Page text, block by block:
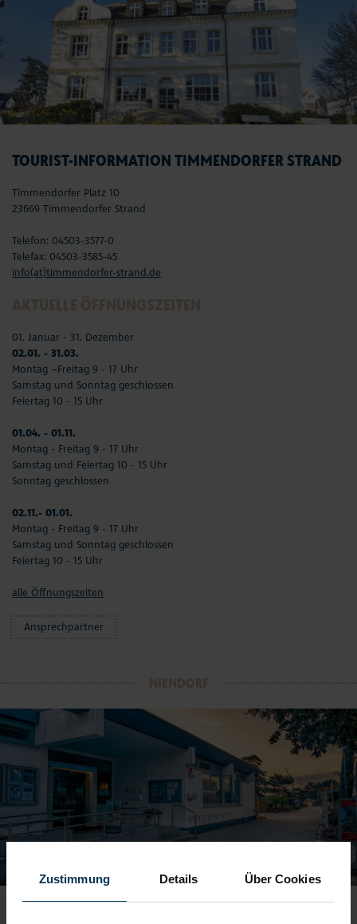
Zustimmung Details Über Cookies
TOURIST-INFORMATION TIMMENDORFER STRAND
Timmendorfer Platz 10
23669 Timmendorfer Strand
Telefon: 04503-3577-0
Telefax: 04503-3585-45
info(at)timmendorfer-strand.de
01. Januar - 31. Dezember
02.01. - 31.03.
Montag –Freitag 9 - 17 Uhr
Samstag und Sonntag geschlossen
Feiertag 10 - 15 Uhr
01.04. - 01.11.
Montag - Freitag 9 - 17 Uhr
Samstag und Feiertag 10 - 15 Uhr
Sonntag geschlossen
02.11.- 01.01.
Montag - Freitag 9 - 17 Uhr
Samstag und Sonntag geschlossen
Feiertag 10 - 15 Uhr
alle Öffnungszeiten
Ansprechpartner